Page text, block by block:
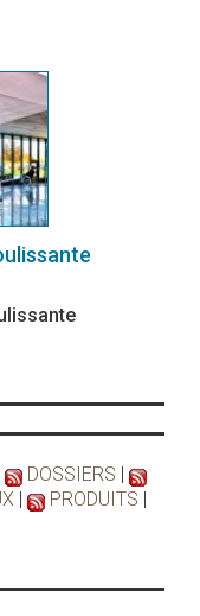
DOSSIERS |
| PRODUITS |